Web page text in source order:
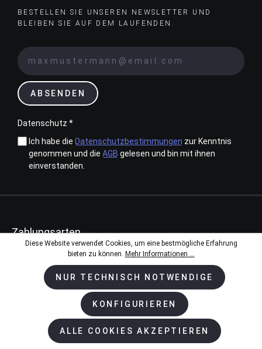
BESTELLEN SIE UNSEREN NEWSLETTER UND
BLEIBEN SIE AUF DEM LAUFENDEN.
ABSENDEN
Datenschutz *
Ich habe die Datenschutzbestimmungen zur Kenntnis
genommen und die AGB gelesen und bin mit ihnen
einverstanden.
Zahlungsarten
Kundenservice & Beratung
+ 49 2594 - 50 99 99-0
Diese Website verwendet Cookies, um eine bestmögliche Erfahrung
bieten zu können. Mehr Informationen ...
NUR TECHNISCH NOTWENDIGE
KONFIGURIEREN
ALLE COOKIES AKZEPTIEREN